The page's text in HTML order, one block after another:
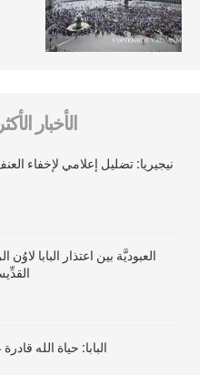
الأخبار
نيجيريا: تضليل إعلامي لإخفاء
العبوديَّة بين اعتذار البابا
البابا: حياة الله